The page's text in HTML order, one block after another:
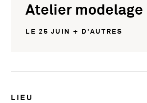
Atelier modelage
LE 25 JUIN + D'AUTRES
LIEU